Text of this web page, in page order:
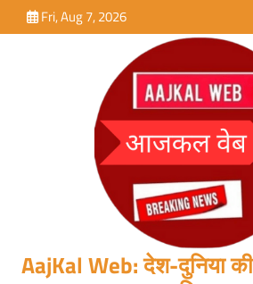
to
Fri, Aug 7, 2026
AajKal Web: देश-दुनिया